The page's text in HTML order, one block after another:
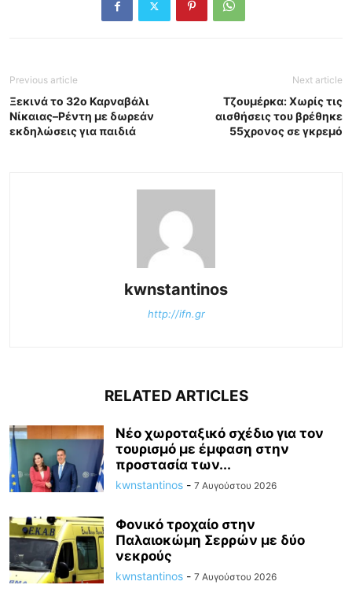
Previous article
Ξεκινά το 32ο Καρναβάλι
Νίκαιας–Ρέντη με δωρεάν
εκδηλώσεις για παιδιά
Next article
Τζουμέρκα: Χωρίς τις
αισθήσεις του βρέθηκε
55χρονος σε γκρεμό
kwnstantinos
http://ifn.gr
RELATED ARTICLES
Νέο χωροταξικό σχέδιο για τον
τουρισμό με έμφαση στην
προστασία των...
kwnstantinos - 7 Αυγούστου 2026
Φονικό τροχαίο στην
Παλαιοκώμη Σερρών με δύο
νεκρούς
kwnstantinos - 7 Αυγούστου 2026